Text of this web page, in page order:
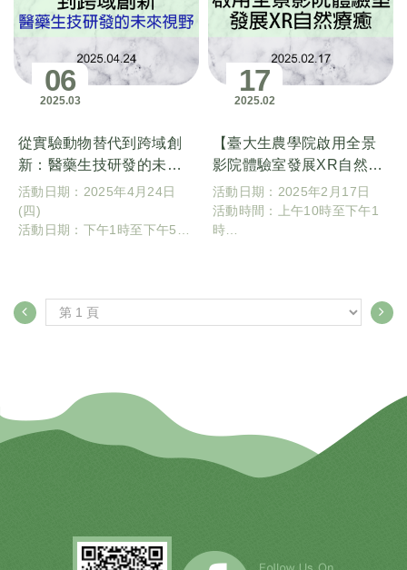
06
03
2025
從實驗動物替代到跨域創
新：醫藥生技研發的未來
視野
活動日期：2025年4月24日
(四)
活動日期：下午1時至下午5時
17
02
2025
【臺大生農學院啟用全景
影院體驗室發展XR自然療
癒】
活動日期：2025年2月17日
活動時間：上午10時至下午1
時